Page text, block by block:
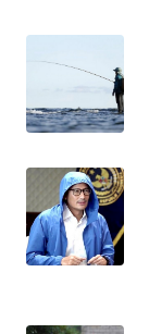
WN
WN
DANAU
TOBA
WN